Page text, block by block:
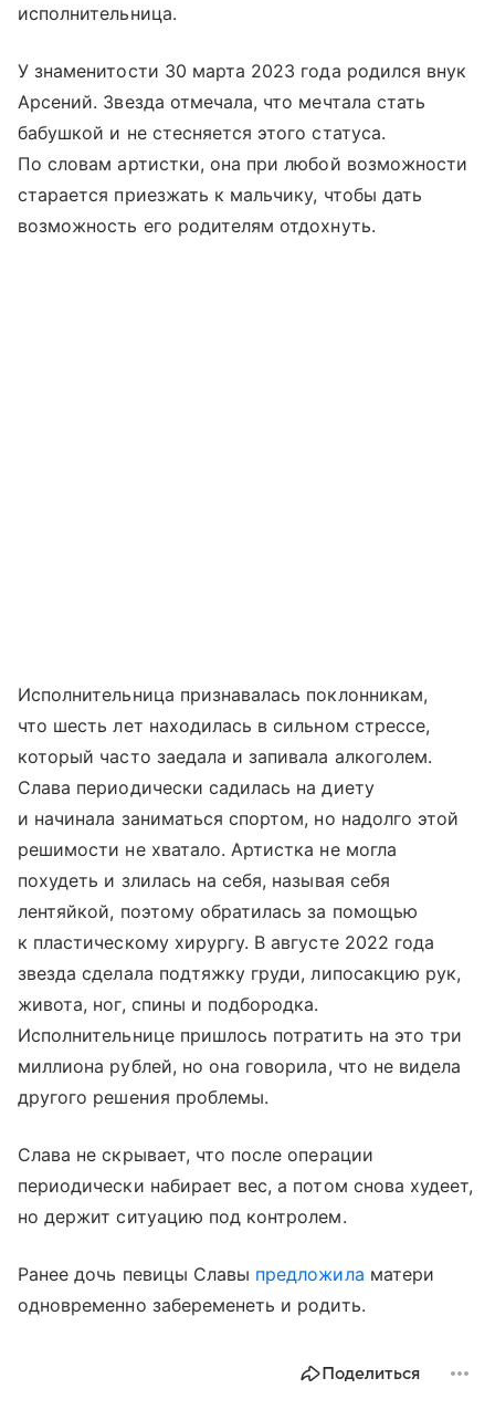
исполнительница.
У знаменитости 30 марта 2023 года родился внук
Арсений. Звезда отмечала, что мечтала стать
бабушкой и не стесняется этого статуса.
По словам артистки, она при любой возможности
старается приезжать к мальчику, чтобы дать
возможность его родителям отдохнуть.
Исполнительница признавалась поклонникам,
что шесть лет находилась в сильном стрессе,
который часто заедала и запивала алкоголем.
Слава периодически садилась на диету
и начинала заниматься спортом, но надолго этой
решимости не хватало. Артистка не могла
похудеть и злилась на себя, называя себя
лентяйкой, поэтому обратилась за помощью
к пластическому хирургу. В августе 2022 года
звезда сделала подтяжку груди, липосакцию рук,
живота, ног, спины и подбородка.
Исполнительнице пришлось потратить на это три
миллиона рублей, но она говорила, что не видела
другого решения проблемы.
Слава не скрывает, что после операции
периодически набирает вес, а потом снова худеет,
но держит ситуацию под контролем.
Ранее дочь певицы Славы предложила матери
одновременно забеременеть и родить.
Поделиться